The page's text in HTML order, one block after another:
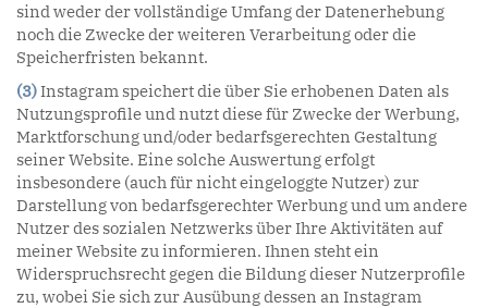
sind weder der vollständige Umfang der Datenerhebung
noch die Zwecke der weiteren Verarbeitung oder die
Speicherfristen bekannt.
(3)Instagram speichert die über Sie erhobenen Daten als
Nutzungsprofile und nutzt diese für Zwecke der Werbung,
Marktforschung und/oder bedarfsgerechten Gestaltung
seiner Website. Eine solche Auswertung erfolgt
insbesondere (auch für nicht eingeloggte Nutzer) zur
Darstellung von bedarfsgerechter Werbung und um andere
Nutzer des sozialen Netzwerks über Ihre Aktivitäten auf
meiner Website zu informieren. Ihnen steht ein
Widerspruchsrecht gegen die Bildung dieser Nutzerprofile
zu, wobei Sie sich zur Ausübung dessen an Instagram